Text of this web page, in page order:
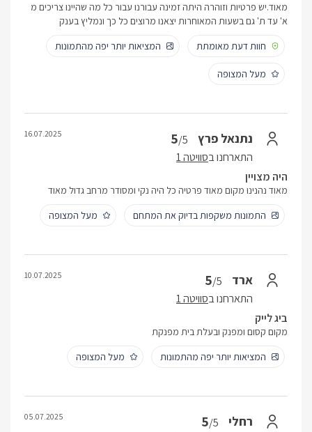
מאוד.יש פרטיות וזוהרה היתה זמינה עבורנו עבור כל מה שהיינו צריכים מ
א' עד ת' גם בשעות המאוחרות יצאנו מרוצים כל כך ונמליץ בענק
חוות דעת מאומתת
המציאות יותר יפה מהתמונות
מעל המצופה
נתנאל פרץ 5/5
התארחנו בסוויטה 1
16.07.2025
היה מצויין
מאוד נהנינו מקום מאוד פרטיה כל היה נקי ומסודר מרחב גדול מאוד
התמונות משקפות בדיוק את המתחם
מעל המצופה
ארד 5/5
התארחנו בסוויטה 1
10.07.2025
ביג לייק
מקום קסום ומפנק ובעלת בית מפנקת
המציאות יותר יפה מהתמונות
מעל המצופה
רחלי 5/5
05.07.2025